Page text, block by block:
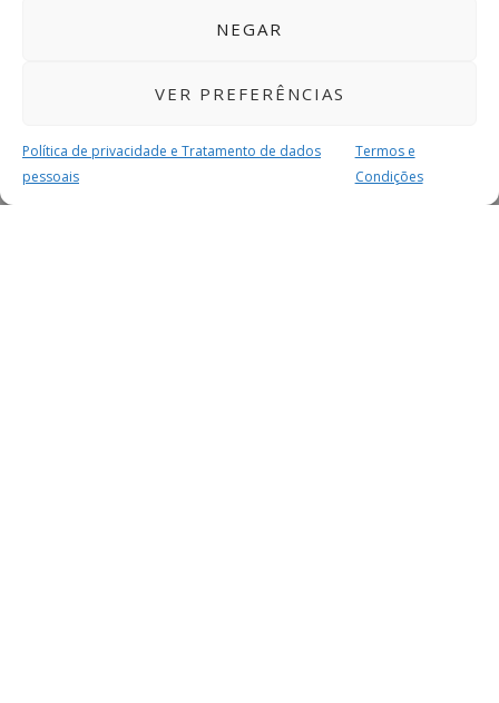
NEGAR
VER PREFERÊNCIAS
Política de privacidade e Tratamento de dados
pessoais
Termos e
Condições